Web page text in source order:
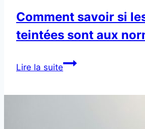
Comment savoir si
teintées sont aux
Lire la suiteComment